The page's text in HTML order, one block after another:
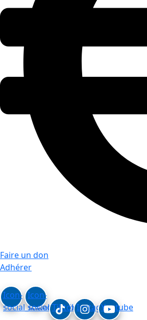
Faire un don
Adhérer
Icon-
social_linkedin
Icon-
social_facebook
TiktokInstagramYoutube